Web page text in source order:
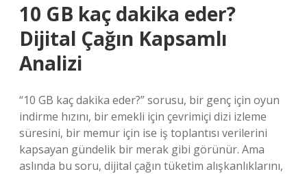
10 GB kaç dakika eder?
Dijital Çağın Kapsamlı
Analizi
“10 GB kaç dakika eder?” sorusu, bir genç için oyun
indirme hızını, bir emekli için çevrimiçi dizi izleme
süresini, bir memur için ise iş toplantısı verilerini
kapsayan gündelik bir merak gibi görünür. Ama
aslında bu soru, dijital çağın tüketim alışkanlıklarını,